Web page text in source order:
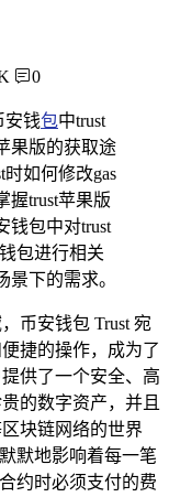
0
安钱包中trust
果版的获取途
如何修改gas
握trust苹果版
钱包中对trust
包进行相关
下的需求。
币安钱包 Trust 宛
捷的操作，成为了
供了一个安全、高
的数字资产，并且
块链网络的世界
默地影响着每一笔
约时必须支付的费